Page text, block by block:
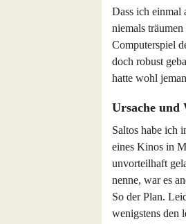
Dass ich einmal
niemals
Computerspiel
doch robust
hatte wohl
Ursache und
Saltos habe ich
eines Kinos in
unvorteilhaft
nenne, war es
So der Plan.
wenigstens den